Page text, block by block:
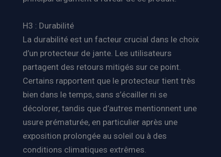
H3 : Durabilité
La durabilité est un facteur crucial dans le choix
d’un protecteur de jante. Les utilisateurs
partagent des retours mitigés sur ce point.
Certains rapportent que le protecteur tient très
bien dans le temps, sans s’écailler ni se
décolorer, tandis que d’autres mentionnent une
usure prématurée, en particulier après une
exposition prolongée au soleil ou à des
conditions climatiques extrêmes.